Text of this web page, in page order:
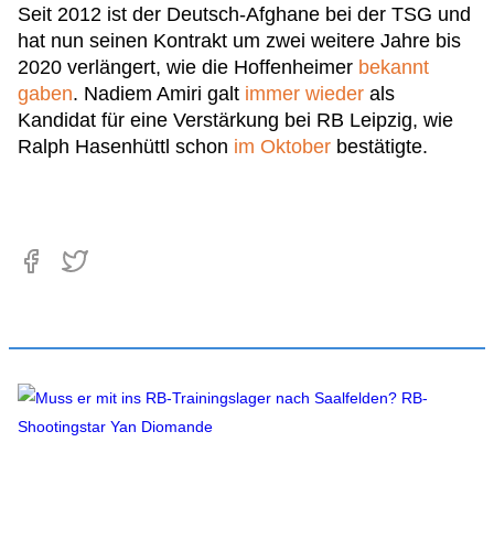
Seit 2012 ist der Deutsch-Afghane bei der TSG und
hat nun seinen Kontrakt um zwei weitere Jahre bis
2020 verlängert, wie die Hoffenheimer bekannt
gaben. Nadiem Amiri galt immer wieder als
Kandidat für eine Verstärkung bei RB Leipzig, wie
Ralph Hasenhüttl schon im Oktober bestätigte.